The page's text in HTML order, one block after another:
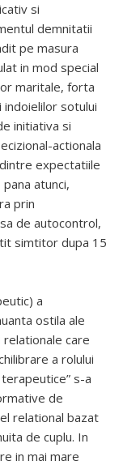
si
demnitatii
pe masura
in mod special
maritale, forta
indoielilor sotului
initiativa si
actionala
expectatiile
atunci,
prin
de autocontrol,
simtitor dupa 15
a
ostila ale
care
a rolului
s-a
de
relational bazat
de cuplu. In
in mai mare